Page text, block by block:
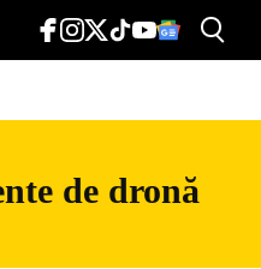
de dronă